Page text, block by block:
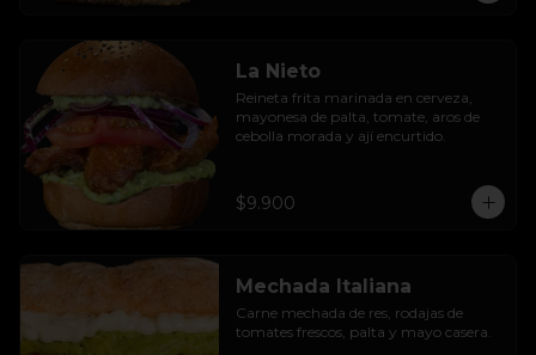
La Nieto
Reineta frita marinada en cerveza,
mayonesa de palta, tomate, aros de
cebolla morada y ají encurtido.
$9.900
Mechada Italiana
Carne mechada de res, rodajas de
tomates frescos, palta y mayo casera.